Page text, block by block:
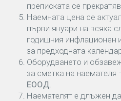
преписката се
Наемната цена се
първи януари на всяка
годишния инфлационен
за предходната
Оборудването и
за сметка на наемателя
ЕООД.
Наемателят е длъжен